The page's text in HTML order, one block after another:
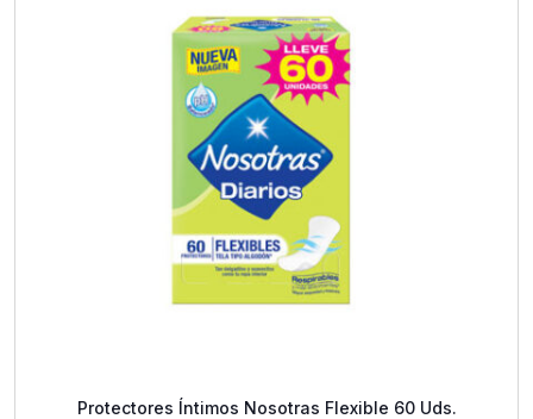
Protectores Íntimos Nosotras Flexible 60 Uds.